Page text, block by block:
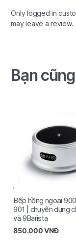
Only logged in
may leave a review.
Bạn
Bếp hồng ngoại
901 | chuyên dụng
và 9Barista
850.000VNĐ